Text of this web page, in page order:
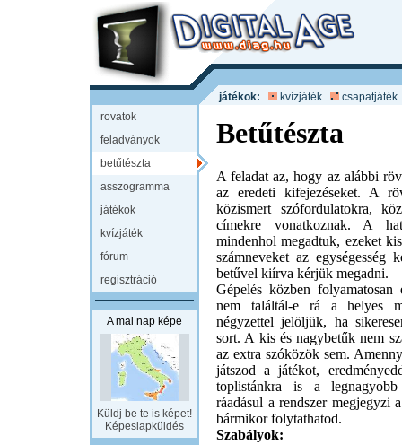
játékok: kvízjáték
csapatjáték
rovatok
feladványok
betűtészta
asszogramma
játékok
kvízjáték
fórum
regisztráció
A mai nap képe
Küldj be te is képet!
Képeslapküldés
Betűtészta
A feladat az, hogy az alábbi
az eredeti kifejezéseket. A
közismert szófordulatokra,
címekre vonatkoznak. A
mindenhol megadtuk, ezeket
számneveket az egységesség
betűvel kiírva kérjük megadni.
Gépelés közben
nem találtál-e rá a helyes
négyzettel jelöljük, ha
sort. A kis és nagybetűk nem
az extra szóközök sem.
játszod a játékot,
toplistánkra is a
ráadásul a rendszer megjegyzi
bármikor folytathatod.
Szabályok: